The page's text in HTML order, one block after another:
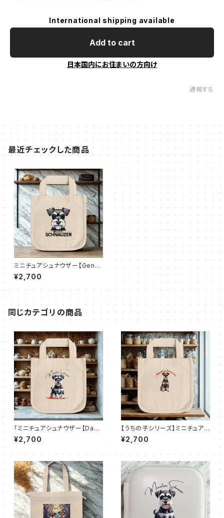
International shipping available
Add to cart
日本国内にお住まいの方向け
通報する
最近チェックした商品
ミニチュアシュナウザー【Gentl
e Schna】ロコトート（Ｓ）
¥2,700
同じカテゴリの商品
「ミニチュアシュナウザー【Dand
y Schna】ロコトート（Ｓ）
¥2,700
【うちの子シリーズ】ミニチュアシ
ュナウザー ロコトート（Ｓ）
¥2,700